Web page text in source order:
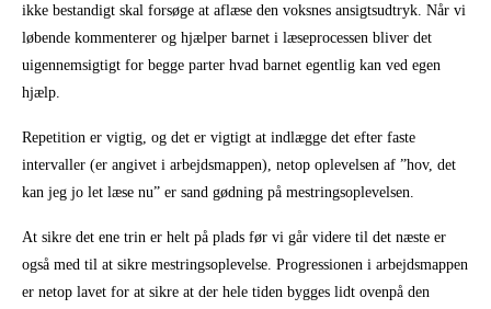
ikke bestandigt skal forsøge at aflæse den voksnes ansigtsudtryk. Når vi
løbende kommenterer og hjælper barnet i læseprocessen bliver det
uigennemsigtigt for begge parter hvad barnet egentlig kan ved egen
hjælp.
Repetition er vigtig, og det er vigtigt at indlægge det efter faste
intervaller (er angivet i arbejdsmappen), netop oplevelsen af ”hov, det
kan jeg jo let læse nu” er sand gødning på mestringsoplevelsen.
At sikre det ene trin er helt på plads før vi går videre til det næste er
også med til at sikre mestringsoplevelse. Progressionen i arbejdsmappen
er netop lavet for at sikre at der hele tiden bygges lidt ovenpå den